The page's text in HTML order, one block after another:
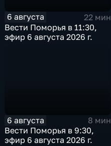
6 августа
22 мин
Вести Поморья в 11:30,
эфир 6 августа 2026 г.
6 августа
8 мин
Вести Поморья в 9:30,
эфир 6 августа 2026 г.